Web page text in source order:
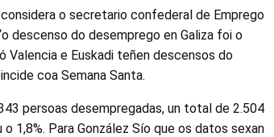
o secretario confederal de Emprego
descenso do desemprego en Galiza foi o
Valencia e Euskadi teñen descensos do
coa Semana Santa.
persoas desempregadas, un total de 2.504
1,8%. Para González Sío que os datos sexan